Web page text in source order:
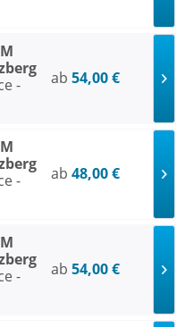
-
ab 54,00 €
-
ab 48,00 €
-
ab 54,00 €